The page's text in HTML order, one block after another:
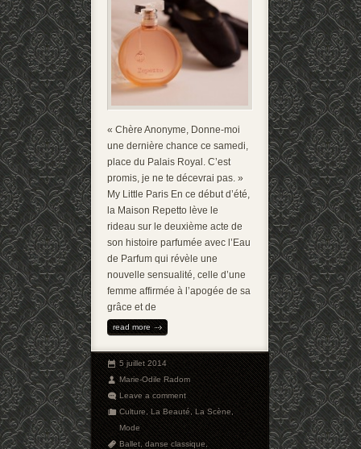
« Chère Anonyme, Donne-moi
une dernière chance ce samedi,
place du Palais Royal. C’est
promis, je ne te décevrai pas. »
My Little Paris En ce début d’été,
la Maison Repetto lève le
rideau sur le deuxième acte de
son histoire parfumée avec l’Eau
de Parfum qui révèle une
nouvelle sensualité, celle d’une
femme affirmée à l’apogée de sa
grâce et de
read more
5 juillet 2014
Marie-Odile Radom
Leave a comment
Culture,La Beauté,La Scène,
Mode
Ballet,danse classique,